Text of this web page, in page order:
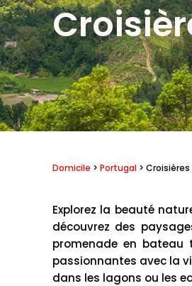
Domicile > Portugal > Croisières
Explorez la beauté
découvrez des
promenade en bateau
passionnantes avec la
dans les lagons ou les